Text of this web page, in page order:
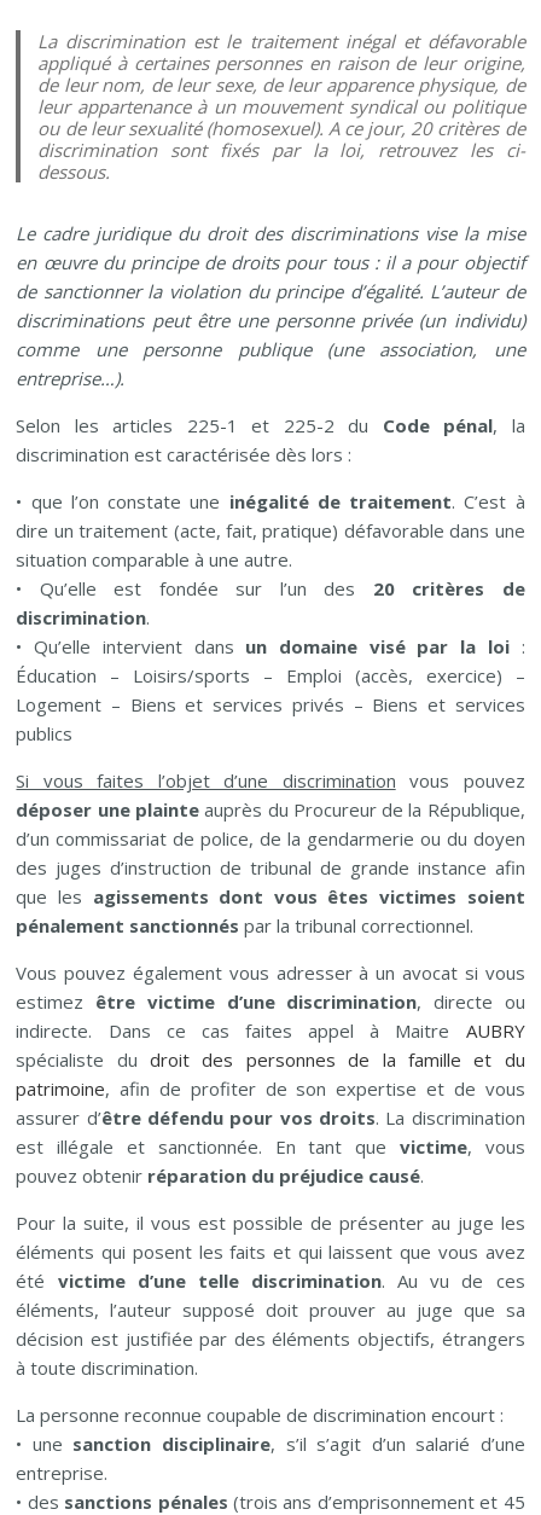
La discrimination est le traitement inégal et défavorable
appliqué à certaines personnes en raison de leur origine,
de leur nom, de leur sexe, de leur apparence physique, de
leur appartenance à un mouvement syndical ou politique
ou de leur sexualité (homosexuel). A ce jour, 20 critères de
discrimination sont fixés par la loi, retrouvez les ci-
dessous.
Le cadre juridique du droit des discriminations vise la mise
en œuvre du principe de droits pour tous : il a pour objectif
de sanctionner la violation du principe d’égalité. L’auteur de
discriminations peut être une personne privée (un individu)
comme une personne publique (une association, une
entreprise…).
Selon les articles 225-1 et 225-2 du Code pénal, la
discrimination est caractérisée dès lors :
• que l’on constate une inégalité de traitement. C’est à
dire un traitement (acte, fait, pratique) défavorable dans une
situation comparable à une autre.
• Qu’elle est fondée sur l’un des 20 critères de
discrimination.
• Qu’elle intervient dans un domaine visé par la loi:
Éducation – Loisirs/sports – Emploi (accès, exercice) –
Logement – Biens et services privés – Biens et services
publics
Si vous faites l’objet d’une discrimination vous pouvez
déposer une plainteauprès du Procureur de la République,
d’un commissariat de police, de la gendarmerie ou du doyen
des juges d’instruction de tribunal de grande instance afin
que les agissements dont vous êtes victimes soient
pénalement sanctionnés par la tribunal correctionnel.
Vous pouvez également vous adresser à un avocat si vous
estimez être victime d’une discrimination, directe ou
indirecte. Dans ce cas faites appel à Maitre AUBRY
spécialiste dudroit des personnes de la famille et du
patrimoine, afin de profiter de son expertise et de vous
assurer d’être défendu pour vos droits. La discrimination
est illégale et sanctionnée. En tant que victime, vous
pouvez obtenir réparation du préjudice causé.
Pour la suite, il vous est possible de présenter au juge les
éléments qui posent les faits et qui laissent que vous avez
été victime d’une telle discrimination. Au vu de ces
éléments, l’auteur supposé doit prouver au juge que sa
décision est justifiée par des éléments objectifs, étrangers
à toute discrimination.
La personne reconnue coupable de discrimination encourt :
• une sanction disciplinaire, s’il s’agit d’un salarié d’une
entreprise.
• des sanctions pénales (trois ans d’emprisonnement et 45